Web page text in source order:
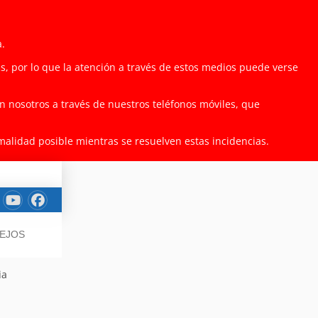
por lo que la atención a través de estos medios puede verse
a través de nuestros teléfonos móviles, que
posible mientras se resuelven estas incidencias.